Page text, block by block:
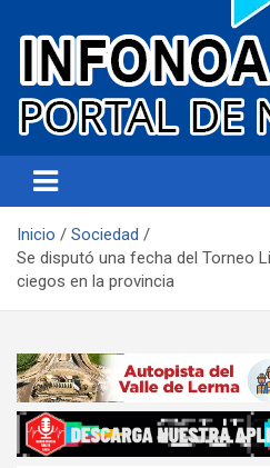
Infonoa Salta
Inicio
Sociedad
Se disputó una fecha del Torneo
ciegos en la provincia